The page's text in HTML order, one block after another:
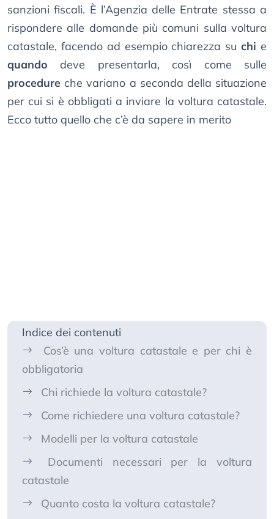
sanzioni fiscali. È l’Agenzia delle Entrate stessa a
rispondere alle domande più comuni sulla voltura
catastale, facendo ad esempio chiarezza suchi e
quando deve presentarla, così come sulle
procedure che variano a seconda della situazione
per cui si è obbligati a inviare la voltura catastale.
Ecco tutto quello che c’è da sapere in merito
Indice dei contenuti
Cos’è una voltura catastale e per chi è
obbligatoria
Chi richiede la voltura catastale?
Come richiedere una voltura catastale?
Modelli per la voltura catastale
Documenti necessari per la voltura
catastale
Quanto costa la voltura catastale?